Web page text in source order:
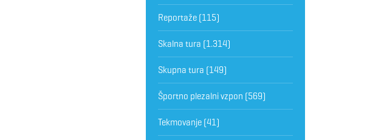
Reportaže(115)
Skalna tura (1.314)
Skupna tura (149)
Športno plezalni vzpon (569)
Tekmovanje(41)